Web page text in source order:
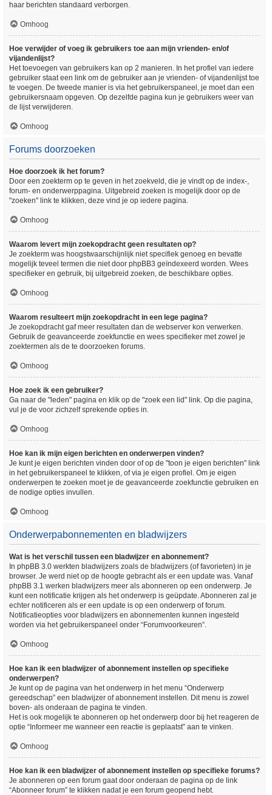
haar berichten standaard verborgen.
Omhoog
Hoe verwijder of voeg ik gebruikers toe aan mijn vrienden- en/of
vijandenlijst?
Het toevoegen van gebruikers kan op 2 manieren. In het profiel van iedere
gebruiker staat een link om de gebruiker aan je vrienden- of vijandenlijst toe
te voegen. De tweede manier is via het gebruikerspaneel, je moet dan een
gebruikersnaam opgeven. Op dezelfde pagina kun je gebruikers weer van
de lijst verwijderen.
Omhoog
Forums doorzoeken
Hoe doorzoek ik het forum?
Door een zoekterm op te geven in het zoekveld, die je vindt op de index-,
forum- en onderwerppagina. Uitgebreid zoeken is mogelijk door op de
"zoeken" link te klikken, deze vind je op iedere pagina.
Omhoog
Waarom levert mijn zoekopdracht geen resultaten op?
Je zoekterm was hoogstwaarschijnlijk niet specifiek genoeg en bevatte
mogelijk teveel termen die niet door phpBB3 geïndexeerd worden. Wees
specifieker en gebruik, bij uitgebreid zoeken, de beschikbare opties.
Omhoog
Waarom resulteert mijn zoekopdracht in een lege pagina?
Je zoekopdracht gaf meer resultaten dan de webserver kon verwerken.
Gebruik de geavanceerde zoekfunctie en wees specifieker met zowel je
zoektermen als de te doorzoeken forums.
Omhoog
Hoe zoek ik een gebruiker?
Ga naar de "leden" pagina en klik op de "zoek een lid" link. Op die pagina,
vul je de voor zichzelf sprekende opties in.
Omhoog
Hoe kan ik mijn eigen berichten en onderwerpen vinden?
Je kunt je eigen berichten vinden door of op de "toon je eigen berichten" link
in het gebruikerspaneel te klikken, of via je eigen profiel. Om je eigen
onderwerpen te zoeken moet je de geavanceerde zoekfunctie gebruiken en
de nodige opties invullen.
Omhoog
Onderwerpabonnementen en bladwijzers
Wat is het verschil tussen een bladwijzer en abonnement?
In phpBB 3.0 werkten bladwijzers zoals de bladwijzers (of favorieten) in je
browser. Je werd niet op de hoogte gebracht als er een update was. Vanaf
phpBB 3.1 werken bladwijzers meer als abonneren op een onderwerp. Je
kunt een notificatie krijgen als het onderwerp is geüpdate. Abonneren zal je
echter notificeren als er een update is op een onderwerp of forum.
Notificatieopties voor bladwijzers en abonnementen kunnen ingesteld
worden via het gebruikerspaneel onder “Forumvoorkeuren”.
Omhoog
Hoe kan ik een bladwijzer of abonnement instellen op specifieke
onderwerpen?
Je kunt op de pagina van het onderwerp in het menu “Onderwerp
gereedschap” een bladwijzer of abonnement instellen. Dit menu is zowel
boven- als onderaan de pagina te vinden.
Het is ook mogelijk te abonneren op het onderwerp door bij het reageren de
optie “Informeer me wanneer een reactie is geplaatst” aan te vinken.
Omhoog
Hoe kan ik een bladwijzer of abonnement instellen op specifieke forums?
Je abonneren op een forum gaat door onderaan de pagina op de link
“Abonneer forum” te klikken nadat je een forum geopend hebt.